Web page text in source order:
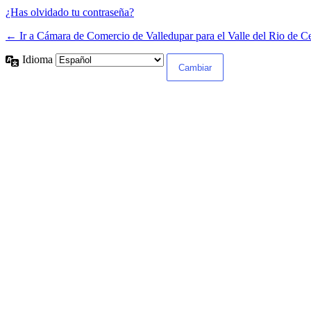
¿Has olvidado tu contraseña?
← Ir a Cámara de Comercio de Valledupar para el Valle del Rio de
Idioma